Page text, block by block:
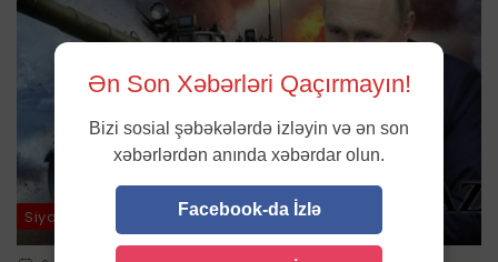
Siyasət
Ən Son Xəbərləri Qaçırmayın!
Bizi sosial şəbəkələrdə izləyin və ən son
xəbərlərdən anında xəbərdar olun.
Facebook-da İzlə